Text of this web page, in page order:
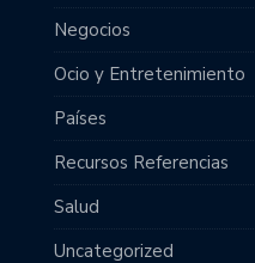
Negocios
Ocio y Entretenimiento
Países
Recursos Referencias
Salud
Uncategorized